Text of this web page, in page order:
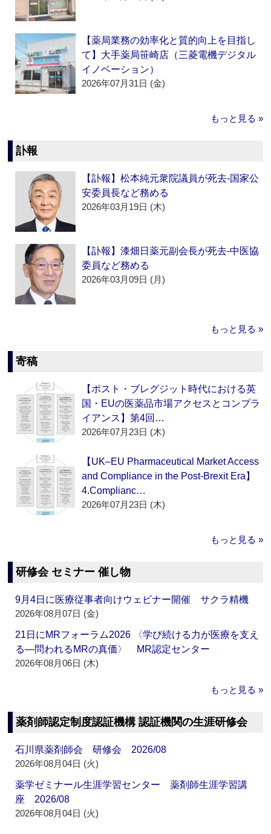
【薬局業務の効率化と質的向上を目指し
て】大手薬局笹崎店（三菱電機デジタル
イノベーション）
2026年07月31日 (金)
もっと見る »
訃報
【訃報】松本純元衆院議員が死去‐国家公
安委員長など務める
2026年03月19日 (木)
【訃報】漆畑日薬元副会長が死去‐中医協
委員など務める
2026年03月09日 (月)
もっと見る »
寄稿
【ポスト・ブレグジット時代における英
国・EUの医薬品市場アクセスとコンプラ
イアンス】第4回…
2026年07月23日 (木)
【UK–EU Pharmaceutical Market Access
and Compliance in the Post-Brexit Era】
4.Complianc…
2026年07月23日 (木)
もっと見る »
研修会 セミナー 催し物
9月4日に医療従事者向けウェビナー開催 サクラ精機
2026年08月07日 (金)
21日にMRフォーラム2026 〈学び続ける力が医療を支え
る―問われるMRの真価〉 MR認定センター
2026年08月06日 (木)
もっと見る »
薬剤師認定制度認証機構 認証機関の生涯研修会
石川県薬剤師会 研修会 2026/08
2026年08月04日 (火)
薬学ゼミナール生涯学習センター 薬剤師生涯学習講
座 2026/08
2026年08月04日 (火)